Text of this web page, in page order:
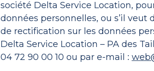
société Delta Service Location,
données personnelles, ou s’il veut
de rectification sur les données
Delta Service Location – PA des
04 72 90 00 10 ou par e-mail :